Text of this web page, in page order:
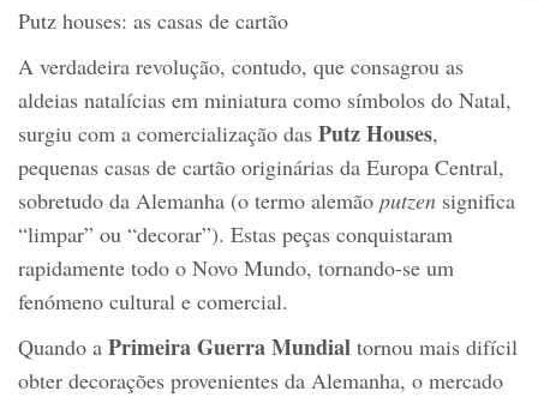
Putz houses: as casas de cartão
A verdadeira revolução, contudo, que consagrou as
aldeias natalícias em miniatura como símbolos do Natal,
surgiu com a comercialização das Putz Houses,
pequenas casas de cartão originárias da Europa Central,
sobretudo da Alemanha (o termo alemão putzen significa
“limpar” ou “decorar”). Estas peças conquistaram
rapidamente todo o Novo Mundo, tornando-se um
fenómeno cultural e comercial.
Quando a Primeira Guerra Mundial tornou mais difícil
obter decorações provenientes da Alemanha, o mercado